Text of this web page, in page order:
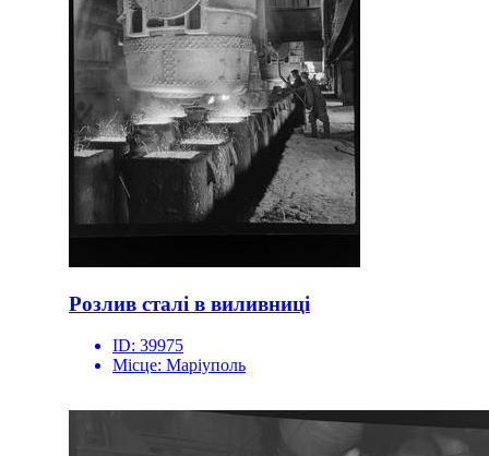
Розлив сталі в виливниці
ID: 39975
Місце: Маріуполь